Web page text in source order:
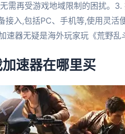
需再受游戏地域限制的困扰。
接入,包括PC、手机等,使用灵
速器无疑是海外玩家玩《荒野乱
速器在哪里买